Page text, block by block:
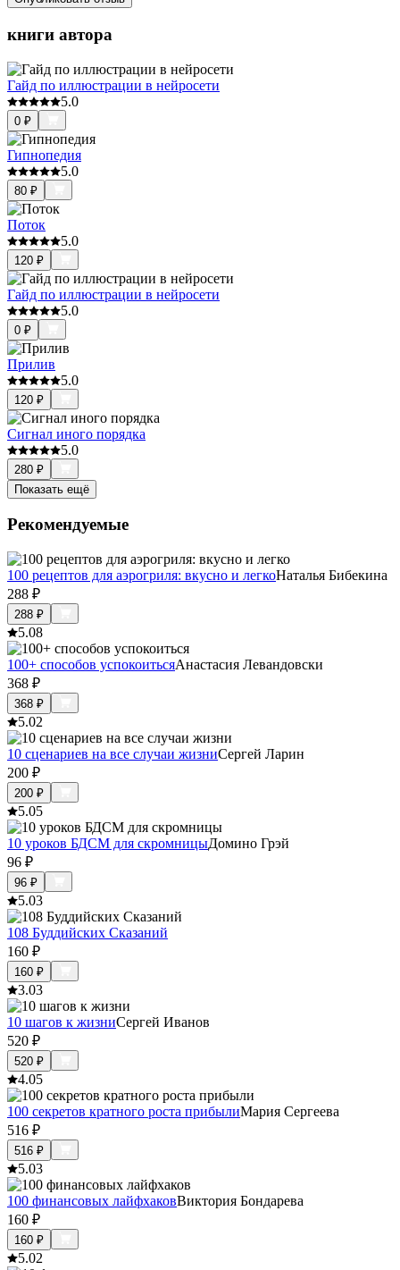
книги автора
Гайд по иллюстрации в нейросети
5.0
0 ₽
Гипнопедия
5.0
80 ₽
Поток
5.0
120 ₽
Гайд по иллюстрации в нейросети
5.0
0 ₽
Прилив
5.0
120 ₽
Сигнал иного порядка
5.0
280 ₽
Показать ещё
Рекомендуемые
100 рецептов для аэрогриля: вкусно и легкоНаталья Бибекина
288 ₽
288 ₽
5.08
100+ способов успокоитьсяАнастасия Левандовски
368 ₽
368 ₽
5.02
10 сценариев на все случаи жизниСергей Ларин
200 ₽
200 ₽
5.05
10 уроков БДСМ для скромницыДомино Грэй
96 ₽
96 ₽
5.03
108 Буддийских Сказаний
160 ₽
160 ₽
3.03
10 шагов к жизниСергей Иванов
520 ₽
520 ₽
4.05
100 секретов кратного роста прибылиМария Сергеева
516 ₽
516 ₽
5.03
100 финансовых лайфхаковВиктория Бондарева
160 ₽
160 ₽
5.02